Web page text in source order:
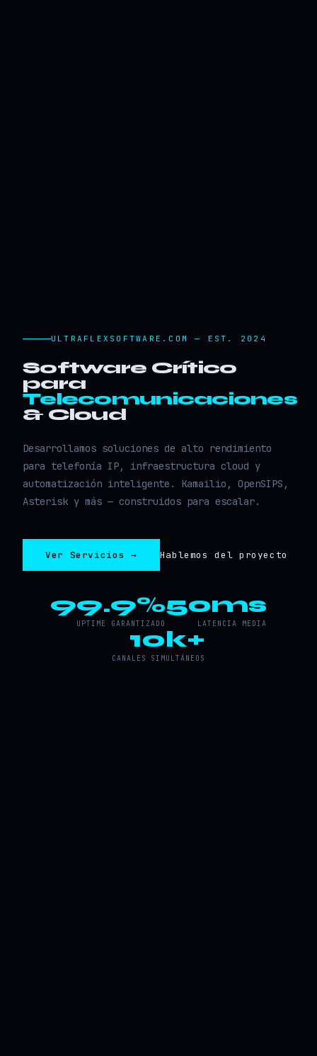
ULTRAFLEXSOFTWARE.COM — EST. 2024
Software Crítico
para
Telecomunicaciones
& Cloud
Desarrollamos soluciones de alto rendimiento
para telefonía IP, infraestructura cloud y
automatización inteligente. Kamailio, OpenSIPS,
Asterisk y más — construidos para escalar.
Ver Servicios → Hablemos del proyecto
99.9%
UPTIME GARANTIZADO
50ms
LATENCIA MEDIA
10k+
CANALES SIMULTÁNEOS